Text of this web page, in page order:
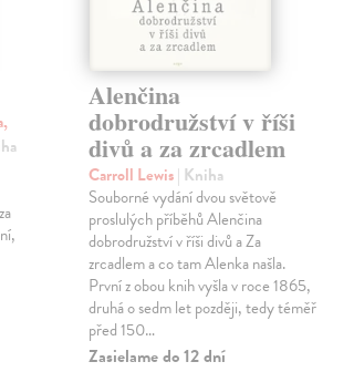
Alenčina
dobrodružství v říši
divů a za zrcadlem
Carroll Lewis| Kniha
Souborné vydání dvou světově
proslulých příběhů Alenčina
dobrodružství v říši divů a Za
zrcadlem a co tam Alenka našla.
První z obou knih vyšla v roce 1865,
druhá o sedm let později, tedy téměř
před 150…
Zasielame do 12 dní